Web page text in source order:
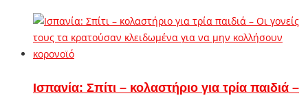
Ισπανία: Σπίτι – κολαστήριο για τρία παιδιά –